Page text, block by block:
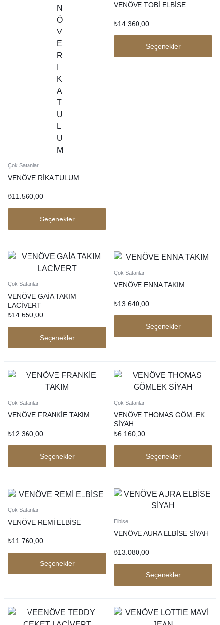
Çok Satanlar
VENÖVE RİKA TULUM
₺11.560,00
Seçenekler
VENÖVE TOBİ ELBİSE
₺14.360,00
Seçenekler
Çok Satanlar
VENÖVE GAİA TAKIM
LACİVERT
₺14.650,00
Seçenekler
Çok Satanlar
VENÖVE ENNA TAKIM
₺13.640,00
Seçenekler
Çok Satanlar
VENÖVE FRANKİE TAKIM
₺12.360,00
Seçenekler
Çok Satanlar
VENÖVE THOMAS GÖMLEK
SİYAH
₺6.160,00
Seçenekler
Çok Satanlar
VENÖVE REMİ ELBİSE
₺11.760,00
Seçenekler
Elbise
VENÖVE AURA ELBİSE SİYAH
₺13.080,00
Seçenekler